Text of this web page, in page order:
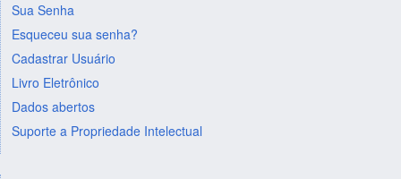
Sua Senha
Esqueceu sua senha?
Cadastrar Usuário
Livro Eletrônico
Dados abertos
Suporte a Propriedade Intelectual